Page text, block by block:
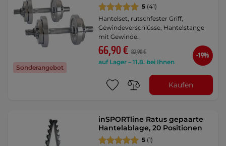
Sonderangebot
5 (41)
Hantelset, rutschfester Griff,
Gewindeverschlüsse, Hantelstange
mit Gewinde.
66,90 € 82,90 €
auf Lager – 11.8. bei Ihnen
-19%
Kaufen
inSPORTline Ratus gepaarte
Hantelablage, 20 Positionen
5 (1)